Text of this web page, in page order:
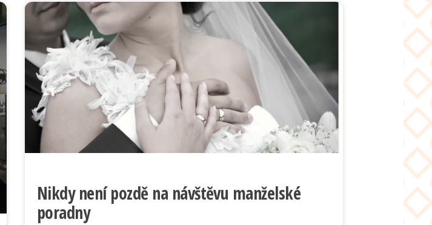
Nikdy není pozdě na návštěvu manželské
poradny